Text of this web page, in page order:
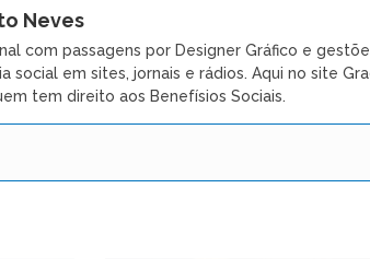
Neves
com passagens por Designer Gráfico e
social em sites, jornais e rádios. Aqui no site
tem direito aos Benefísios Sociais.